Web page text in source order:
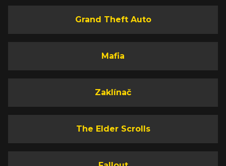
Grand Theft Auto
Mafia
Zaklínač
The Elder Scrolls